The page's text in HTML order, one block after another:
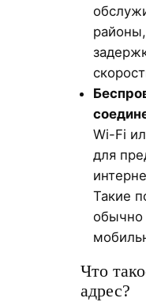
Wi-Fi
для
Такие
обычно
Что
адрес?